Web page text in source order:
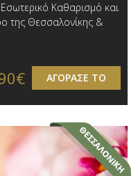
Καθαρισμό και
της Θεσσαλονίκης &
ΑΓΟΡΑΣΕ ΤΟ